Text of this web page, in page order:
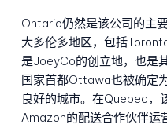
Ontario仍然是该公司的主
大多伦多地区，包括
是JoeyCo的创立地，也是
国家首都Ottawa也被确定
良好的城市。在Quebec，
Amazon的配送合作伙伴运